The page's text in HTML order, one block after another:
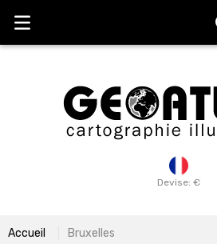
Devise: €
Accueil Bruxelles